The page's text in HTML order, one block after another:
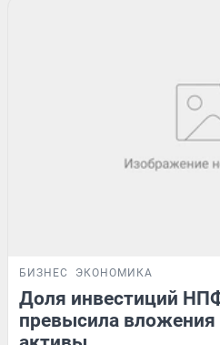
БИЗНЕС ЭКОНОМИКА
Доля инвестиций
превысила вложения